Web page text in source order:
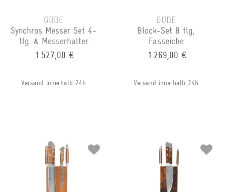
GÜDE
Synchros Messer Set 4-
tlg. & Messerhalter
1.527,00 €
Versand innerhalb 24h
GÜDE
Block-Set 8 tlg,
Fasseiche
1.269,00 €
Versand innerhalb 24h